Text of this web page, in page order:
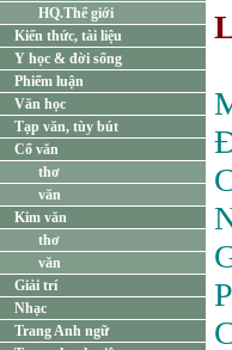
HQ.Thế giới
Kiến thức, tài liệu
Y học & đời sống
Phiếm luận
Văn học
Tạp văn, tùy bút
Cổ văn
thơ
văn
Kim văn
thơ
văn
Giải trí
Nhạc
Trang Anh ngữ